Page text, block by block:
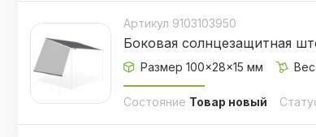
Артикул 9103103950
Боковая солнцезащитная
Размер 100×28×15 мм
Состояние Товар новый